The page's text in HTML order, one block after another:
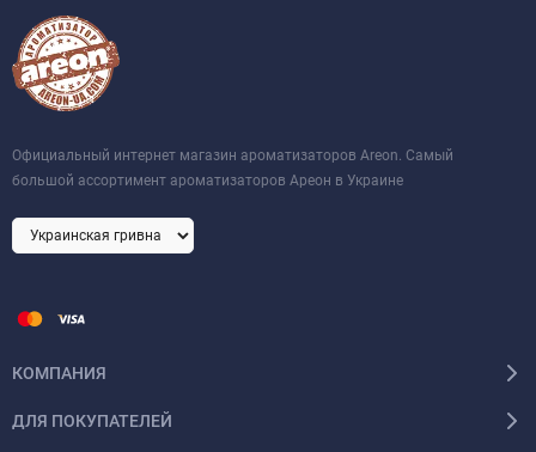
Официальный интернет магазин ароматизаторов Areon. Самый
большой ассортимент ароматизаторов Ареон в Украине
КОМПАНИЯ
ДЛЯ ПОКУПАТЕЛЕЙ